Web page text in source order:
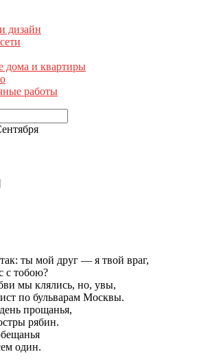
дизайн
дома и квартиры
работы
ты мой друг — я твой враг,
с тобою?
мы клялись, но, увы,
по бульварам Москвы.
прощанья,
рябин.
один.